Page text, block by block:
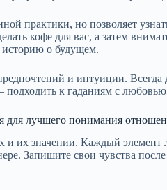
практики, но позволяет
кофе для вас, а затем
историю о будущем.
и интуиции. Всегда
к гаданиям с
для лучшего понимания
и их значении. Каждый элемент
Запишите свои чувства